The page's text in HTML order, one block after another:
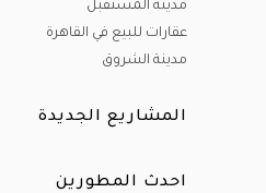
مدينة المستقبل
عقارات للبيع في القاهرة
مدينة الشروق
المشاريع الجديدة
احدث المطورين